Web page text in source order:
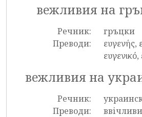
вежливия на
Речник:
гръцки
Преводи:
ευγενής,
ευγενικό,
вежливия на
Речник:
Преводи: